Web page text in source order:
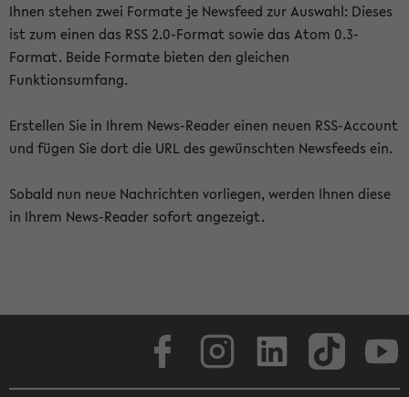
Ihnen stehen zwei Formate je Newsfeed zur Auswahl: Dieses
ist zum einen das RSS 2.0-Format sowie das Atom 0.3-
Format. Beide Formate bieten den gleichen
Funktionsumfang.
Erstellen Sie in Ihrem News-Reader einen neuen RSS-Account
und fügen Sie dort die URL des gewünschten Newsfeeds ein.
Sobald nun neue Nachrichten vorliegen, werden Ihnen diese
in Ihrem News-Reader sofort angezeigt.